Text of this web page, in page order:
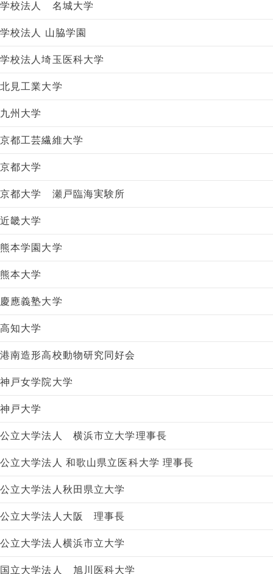
学校法人 名城大学
学校法人 山脇学園
学校法人埼玉医科大学
北見工業大学
九州大学
京都工芸繊維大学
京都大学
京都大学 瀬戸臨海実験所
近畿大学
熊本学園大学
熊本大学
慶應義塾大学
高知大学
港南造形高校動物研究同好会
神戸女学院大学
神戸大学
公立大学法人 横浜市立大学理事長
公立大学法人 和歌山県立医科大学 理事長
公立大学法人秋田県立大学
公立大学法人大阪 理事長
公立大学法人横浜市立大学
国立大学法人 旭川医科大学